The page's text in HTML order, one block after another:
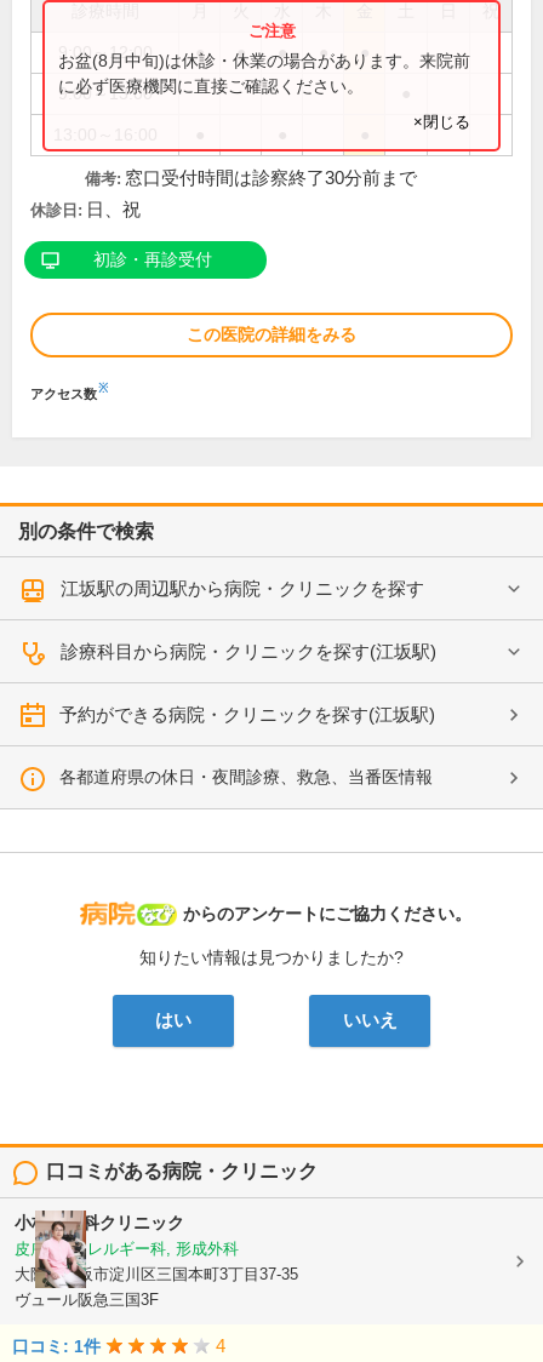
祝
9:00～12:00 ● ● ● ● ●
9:00～13:00
お盆(8月中旬)は休診・休業の場合があります。来院前
に必ず医療機関に直接ご確認ください。
×閉じる
備考: 窓口受付時間は診察終了30分前まで
休診日: 日、祝
初診・再診受付
この医院の詳細をみる
アクセス数※
別の条件で検索
江坂駅の周辺駅から病院・クリニックを探す
診療科目から病院・クリニックを探す(江坂駅)
予約ができる病院・クリニックを探す(江坂駅)
各都道府県の休日・夜間診療、救急、当番医情報
病院なび
からのアンケートにご協力ください。
知りたい情報は見つかりましたか?
はい いいえ
口コミがある病院・クリニック
小林皮フ科クリニック
皮膚科, アレルギー科, 形成外科
大阪府大阪市淀川区三国本町3丁目37-35
ヴュール阪急三国3F
口コミ: 1件 4